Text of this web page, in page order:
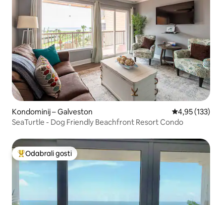
Kondominij – Galveston Prosječna
4,95 (133)
SeaTurtle - Dog Friendly Beachfront Resort Condo
Među najviše rangiranima s oznakom „Odabrali gosti”
Odabrali gosti